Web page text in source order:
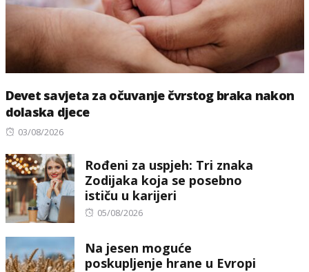
Devet savjeta za očuvanje čvrstog braka nakon
dolaska djece
Posted
03/08/2026
Rođeni za uspjeh: Tri znaka
Zodijaka koja se posebno
ističu u karijeri
Posted
05/08/2026
Na jesen moguće
poskupljenje hrane u Evropi